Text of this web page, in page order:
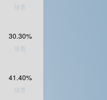
珍贵
30.30%
珍贵
41.40%
珍贵